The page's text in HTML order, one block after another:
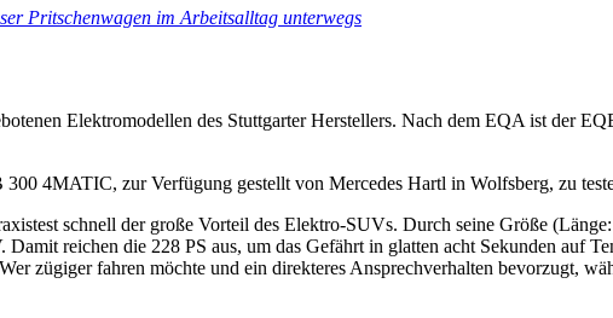
Pritschenwagen im Arbeitsalltag unterwegs
Elektromodellen des Stuttgarter Herstellers. Nach dem EQA ist der
4MATIC, zur Verfügung gestellt von Mercedes Hartl in Wolfsberg, zu
schnell der große Vorteil des Elektro-SUVs. Durch seine Größe
reichen die 228 PS aus, um das Gefährt in glatten acht Sekunden auf
zügiger fahren möchte und ein direkteres Ansprechverhalten bevorzugt,